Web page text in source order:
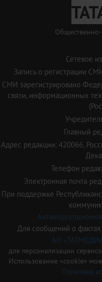
Общественно-
Сетевое
Запись о регистрации
СМИ зарегистрировано
связи, информационных
Главный
Адрес редакции: 420066,
Телефон
Электронная почта
При поддержке
Для сообщений о
АО
для персонализации
Использование «cookie»
Политика